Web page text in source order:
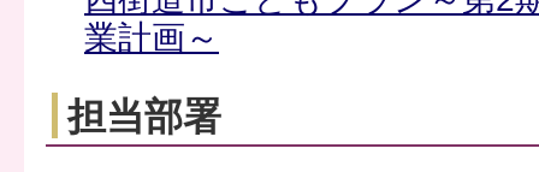
業計画～
担当部署